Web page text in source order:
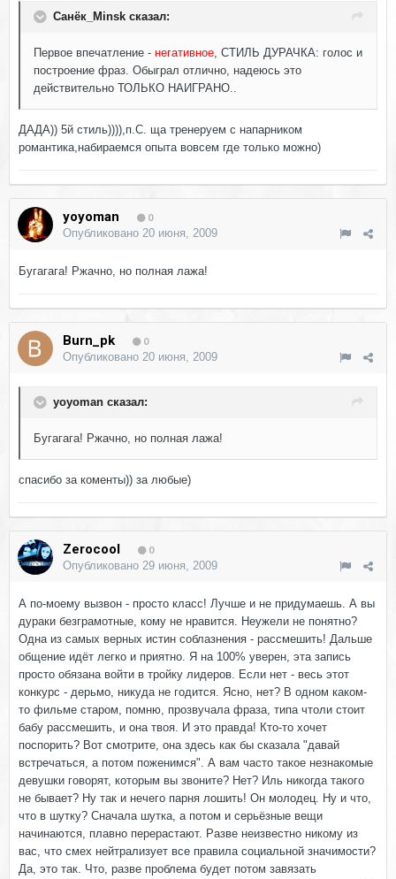
Санёк_Minsk сказал:
Первое впечатление - негативное, СТИЛЬ ДУРАЧКА: голос и
построение фраз. Обыграл отлично, надеюсь это
действительно ТОЛЬКО НАИГРАНО..
ДАДА)) 5й стиль)))),п.С. ща тренеруем с напарником
романтика,набираемся опыта вовсем где только можно)
yoyoman 0
Опубликовано 20 июня, 2009
Бугагага! Ржачно, но полная лажа!
Burn_pk 0
Опубликовано 20 июня, 2009
yoyoman сказал:
Бугагага! Ржачно, но полная лажа!
спасибо за коменты)) за любые)
Zerocool 0
Опубликовано 29 июня, 2009
А по-моему вызвон - просто класс! Лучше и не придумаешь. А вы
дураки безграмотные, кому не нравится. Неужели не понятно?
Одна из самых верных истин соблазнения - рассмешить! Дальше
общение идёт легко и приятно. Я на 100% уверен, эта запись
просто обязана войти в тройку лидеров. Если нет - весь этот
конкурс - дерьмо, никуда не годится. Ясно, нет? В одном каком-
то фильме старом, помню, прозвучала фраза, типа чтоли стоит
бабу рассмешить, и она твоя. И это правда! Кто-то хочет
поспорить? Вот смотрите, она здесь как бы сказала "давай
встречаться, а потом поженимся". А вам часто такое незнакомые
девушки говорят, которым вы звоните? Нет? Иль никогда такого
не бывает? Ну так и нечего парня лошить! Он молодец. Ну и что,
что в шутку? Сначала шутка, а потом и серьёзные вещи
начинаются, плавно перерастают. Разве неизвестно никому из
вас, что смех нейтрализует все правила социальной значимости?
Да, это так. Что, разве проблема будет потом завязать